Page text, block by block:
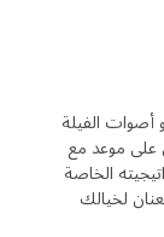
الفيلة
موعد مع
الخاصة
لخيالك